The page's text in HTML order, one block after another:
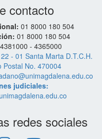
contacto
01 8000 180 504
01 8000 180 504
- 4365000
- 01 Santa Marta D.T.C.H.
Postal No. 470004
judiciales:
redes sociales